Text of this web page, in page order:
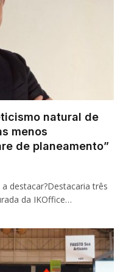
natural de
menos
de planeamento”
destacar?Destacaria três
da IKOffice…